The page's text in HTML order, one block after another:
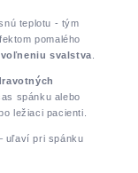
teplotu - tým
pomalého
svalstva.
spánku alebo
ležiaci pacienti.
uľaví pri spánku